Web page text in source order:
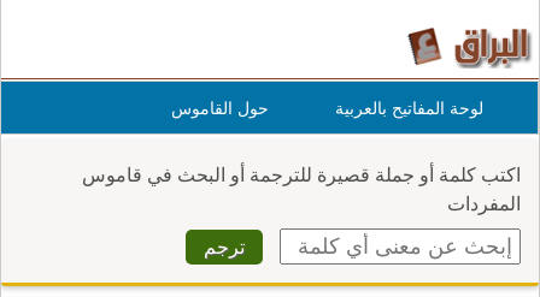
لوحة المفاتيح بالعربية حول القاموس
اكتب كلمة أو جملة قصيرة للترجمة أو البحث في قاموس
المفردات